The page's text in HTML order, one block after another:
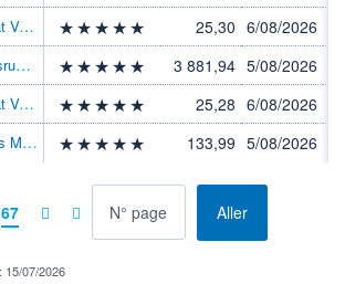
M&G (Lux) Eurp Strat Val CI EUR Acc
25,30 6/08/2026
Groupama Global Disruption IC USD
3 881,94 5/08/2026
M&G (Lux) Eurp Strat Val C EUR Acc
25,28 6/08/2026
Pictet Emerging Mkts Mlt Asst I USD
133,99 5/08/2026
67 Allerà la page
15/07/2026